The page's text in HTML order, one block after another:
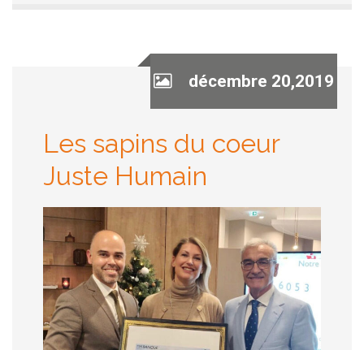
décembre 20,2019
Les sapins du coeur
Juste Humain